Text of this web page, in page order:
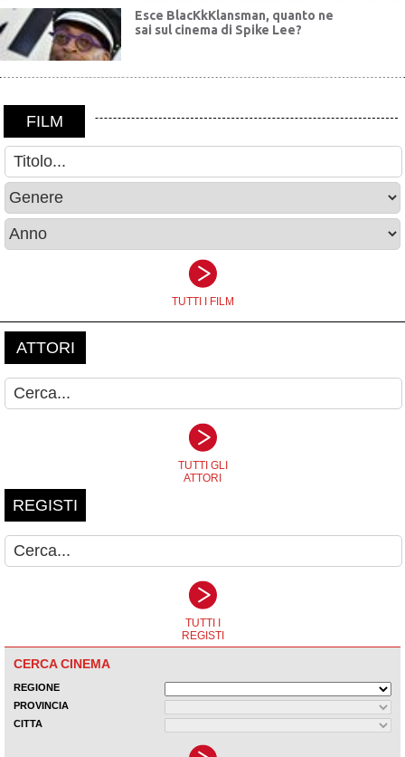
Esce BlacKkKlansman, quanto ne
sai sul cinema di Spike Lee?